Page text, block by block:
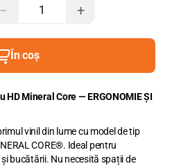
− +
În coș
HD Mineral Core — ERGONOMIE ȘI
vinil din lume cu model de tip
CORE®. Ideal pentru
bucătării. Nu necesită spații de